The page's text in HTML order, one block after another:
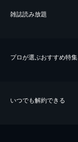
雑誌読み放題
プロが選ぶおすすめ特集
いつでも解約できる